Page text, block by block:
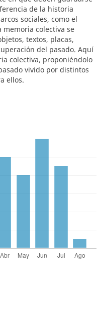
de la historia
sociales, como el
memoria colectiva se
textos, placas,
del pasado. Aquí
colectiva, proponiéndolo
vivido por distintos
ellos.